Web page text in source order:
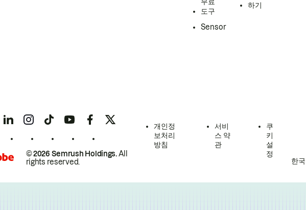
도구
Sensor
하기
© 2026 Semrush Holdings.All
rights reserved.
개인정
보처리
방침
서비
스 약
관
쿠
키
설
정
한